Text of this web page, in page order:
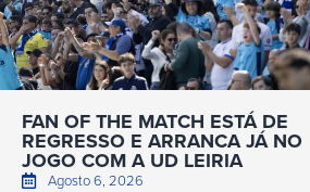
FAN OF THE MATCH ESTÁ DE
REGRESSO E ARRANCA JÁ NO
JOGO COM A UD LEIRIA
Agosto 6, 2026